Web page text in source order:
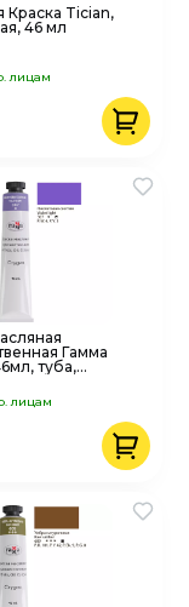
Краска Tician,
46 мл
лицам
Гамма
туба,
лицам